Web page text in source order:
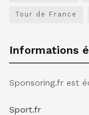
Tour de France
Informations
Sponsoring.fr est
Sport.fr